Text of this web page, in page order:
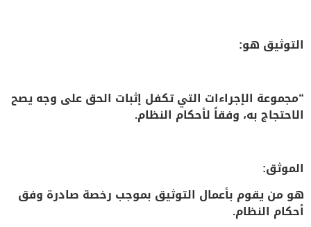
التوثيق هو:
“مجموعة الإجراءات التي تكفل إثبات الحق على وجه يصح
الاحتجاج به، وفقاً لأحكام النظام.
الموثق:
هو من يقوم بأعمال التوثيق بموجب رخصة صادرة وفق
أحكام النظام.